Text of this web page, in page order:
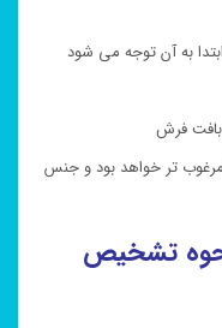
به آن توجه می شود
بافت فرش
مرغوب تر خواهد بود و جنس
تشخیص